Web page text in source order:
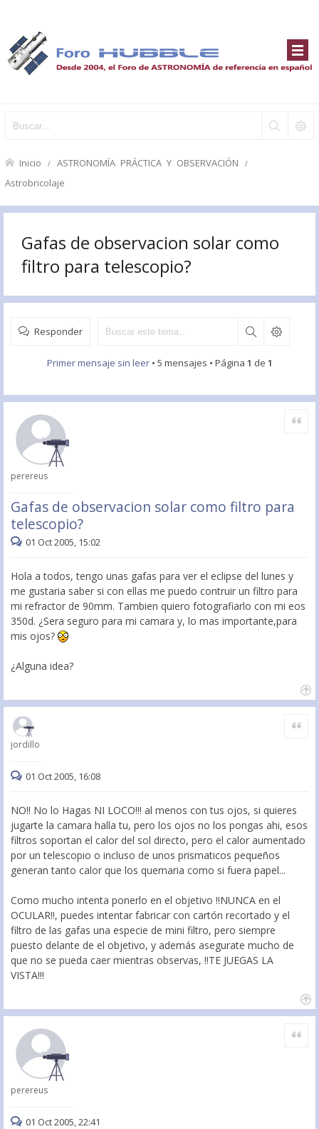
Inicio ASTRONOMÍA PRÁCTICA Y OBSERVACIÓN
Astrobricolaje
Gafas de observacion solar como
filtro para telescopio?
Responder
Primer mensaje sin leer• 5 mensajes • Página 1 de 1
perereus
Gafas de observacion solar como filtro para
telescopio?
Citar
01 Oct 2005, 15:02
Hola a todos, tengo unas gafas para ver el eclipse del lunes y
me gustaria saber si con ellas me puedo contruir un filtro para
mi refractor de 90mm. Tambien quiero fotografiarlo con mi eos
350d. ¿Sera seguro para mi camara y, lo mas importante,para
mis ojos?
¿Alguna idea?
jordillo
Citar
01 Oct 2005, 16:08
NO!! No lo Hagas NI LOCO!!! al menos con tus ojos, si quieres
jugarte la camara halla tu, pero los ojos no los pongas ahi, esos
filtros soportan el calor del sol directo, pero el calor aumentado
por un telescopio o incluso de unos prismaticos pequeños
generan tanto calor que los quemaria como si fuera papel...
Como mucho intenta ponerlo en el objetivo !!NUNCA en el
OCULAR!!, puedes intentar fabricar con cartón recortado y el
filtro de las gafas una especie de mini filtro, pero siempre
puesto delante de el objetivo, y además asegurate mucho de
que no se pueda caer mientras observas, !!TE JUEGAS LA
VISTA!!!
perereus
Citar
01 Oct 2005, 22:41